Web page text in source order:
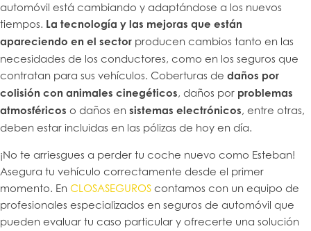
automóvil está cambiando y adaptándose a los nuevos
tiempos. La tecnología y las mejoras que están
apareciendo en el sector producen cambios tanto en las
necesidades de los conductores, como en los seguros que
contratan para sus vehículos. Coberturas de daños por
colisión con animales cinegéticos, daños por problemas
atmosféricos o daños en sistemas electrónicos, entre otras,
deben estar incluidas en las pólizas de hoy en día.
¡No te arriesgues a perder tu coche nuevo como Esteban!
Asegura tu vehículo correctamente desde el primer
momento. En CLOSASEGUROS contamos con un equipo de
profesionales especializados en seguros de automóvil que
pueden evaluar tu caso particular y ofrecerte una solución